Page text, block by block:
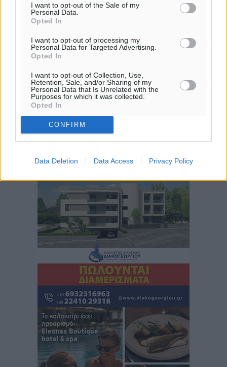
I want to opt-out of the Sale of my
Personal Data.
Opted In
I want to opt-out of processing my
Personal Data for Targeted Advertising.
Opted In
I want to opt-out of Collection, Use,
Retention, Sale, and/or Sharing of my
Personal Data that Is Unrelated with the
Purposes for which it was collected.
Opted In
CONFIRM
Data Deletion Data Access Privacy Policy
«Γιατί οι Τούρκοι συρρέουν στα ελληνικά νησιά»:
γείτονες προτιμούν την Ελλάδα για διακοπές
Τοπικές Ειδήσεις
«Μουσικό Ταξίδι στο Αιγαίο»: Η Ρόδος έγραψε μια
νέα σελίδα στον πολιτισμό
Άμεσα μέτρα για την ενίσχυση του Νοσοκομείου
ανακοίνωσε ο Άδωνις Γεωργιάδης
Iατρικός Σύλλογος Ροδου προς Α. Γεωργιάδη:
Στρατηγικές Προτάσεις για την Ενίσχυση της
Δημόσιας Υγείας στη Νησιωτική Ελλάδα και στα
Νοσοκομεία της Γ΄ Ζώνης
πριν 11 ώρες
Πάνθηρες: Ξεκίνησαν αισιόδοξοι για την παρθενική
“πτήση” τους
πριν 11 ώρες
Άρης Αρχαγγέλου: Στο πλευρό του άτυχου Ιάκωβου
Αθλητικά• πριν 11 ώρες
Περισσότερες ειδήσεις